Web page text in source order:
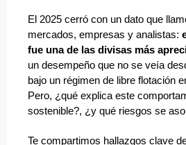
El 2025 cerró con un dato que
mercados, empresas y analistas:
fue una de las divisas más
un desempeño que no se veía
bajo un régimen de libre flotación
Pero, ¿qué explica este
sostenible?, ¿y qué riesgos se
Te compartimos hallazgos clave